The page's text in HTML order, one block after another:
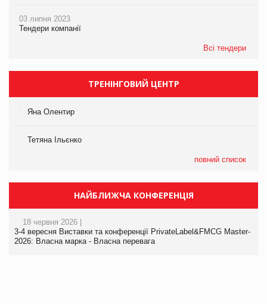
03 липня 2023
Тендери компанії
Всі тендери
ТРЕНІНГОВИЙ ЦЕНТР
Яна Олентир
Тетяна Ільєнко
повний список
НАЙБЛИЖЧА КОНФЕРЕНЦІЯ
18 червня 2026 |
3-4 вересня Виставки та конференції PrivateLabel&FMCG Master-
2026: Власна марка - Власна перевага